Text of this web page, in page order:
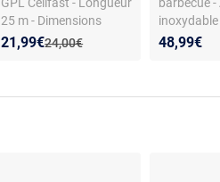
25 m - Dimensions
9x2.5 mm - Haute
Ancien prix :
24,00€
Nouveau prix :
21,99€
Réduction de :
- Poignées
48,99€